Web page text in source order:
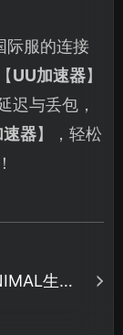
际服的连接
UU加速器】
迟与丢包，
速器】，轻松
生灵